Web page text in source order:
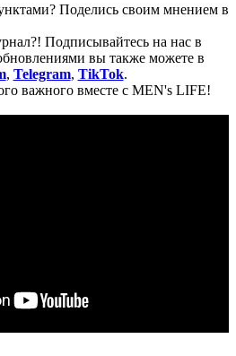
Поделись своим мнением в
Подписывайтесь на нас в
вы также можете в
, Telegram, TikTok.
важного вместе с MEN's LIFE!